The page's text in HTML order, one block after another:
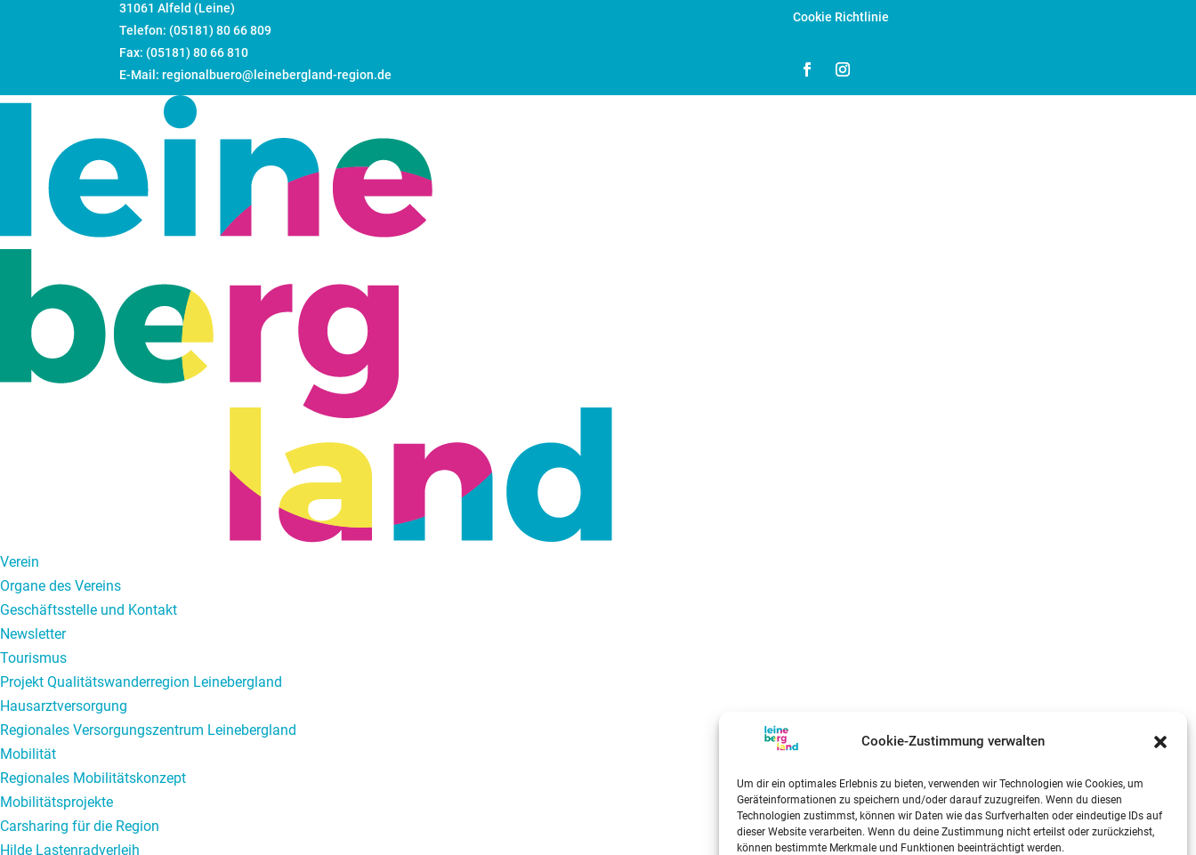
Cookie-Zustimmung verwalten
Um dir ein optimales Erlebnis zu bieten, verwenden wir Technologien wie Cookies, um
Geräteinformationen zu speichern und/oder darauf zuzugreifen. Wenn du diesen
Technologien zustimmst, können wir Daten wie das Surfverhalten oder eindeutige IDs auf
dieser Website verarbeiten. Wenn du deine Zustimmung nicht erteilst oder zurückziehst,
können bestimmte Merkmale und Funktionen beeinträchtigt werden.
31061 Alfeld (Leine)
Telefon: (05181) 80 66 809
Fax: (05181) 80 66 810
E-Mail: regionalbuero@leinebergland-region.de
Cookie Richtlinie
Verein
Organe des Vereins
Geschäftsstelle und Kontakt
Newsletter
Tourismus
Projekt Qualitätswanderregion Leinebergland
Hausarztversorgung
Regionales Versorgungszentrum Leinebergland
Mobilität
Regionales Mobilitätskonzept
Mobilitätsprojekte
Carsharing für die Region
Hilde Lastenradverleih